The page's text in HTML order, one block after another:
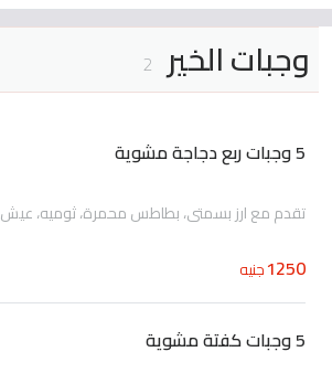
وجبات الخير 2
5 وجبات ربع دجاجة مشوية
تقدم مع ارز بسمتي، بطاطس محمرة، ثوميه، عيش
1250جنيه
5 وجبات كفتة مشوية